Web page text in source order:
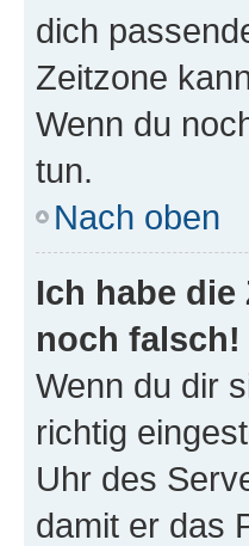
dich
Zeitzone
Wenn du
tun.
Nach oben
Ich habe
noch falsch!
Wenn du dir
richtig
Uhr des
damit er das